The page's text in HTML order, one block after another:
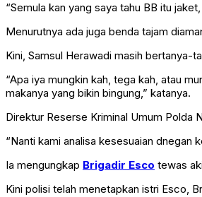
“Semula kan yang saya tahu BB itu
Menurutnya ada juga benda tajam
Kini, Samsul Herawadi masih bertanya-
“Apa iya mungkin kah, tega kah, atau
makanya yang bikin bingung,” katanya.
Direktur Reserse Kriminal Umum Polda
“Nanti kami analisa kesesuaian dnegan
Ia mengungkap Brigadir Esco tewas
Kini polisi telah menetapkan istri Esco,